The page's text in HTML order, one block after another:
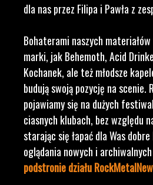
dla nas przez Filipa i Pawła z
Bohaterami naszych materiałów
marki, jak Behemoth, Acid
Kochanek, ale też młodsze
budują swoją pozycję na scenie.
pojawiamy się na dużych
ciasnych klubach, bez względu
starając się łapać dla Was
oglądania nowych i
podstronie działu